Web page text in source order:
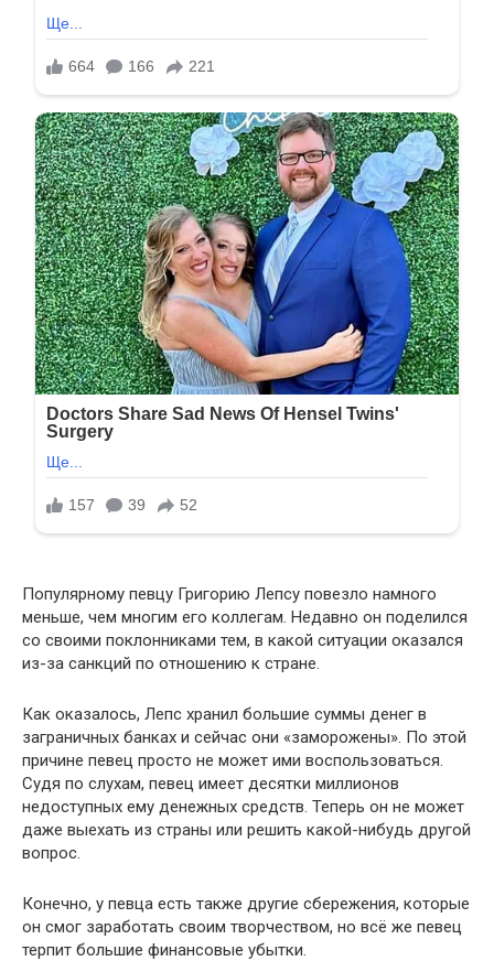
Популярному певцу Григорию Лепсу повезло намного
меньше, чем многим его коллегам. Недавно он поделился
со своими поклонниками тем, в какой ситуации оказался
из-за санкций по отношению к стране.
Как оказалось, Лепс хранил большие суммы денег в
заграничных банках и сейчас они «заморожены». По этой
причине певец просто не может ими воспользоваться.
Судя по слухам, певец имеет десятки миллионов
недоступных ему денежных средств. Теперь он не может
даже выехать из страны или решить какой-нибудь другой
вопрос.
Конечно, у певца есть также другие сбережения, которые
он смог заработать своим творчеством, но всё же певец
терпит большие финансовые убытки.